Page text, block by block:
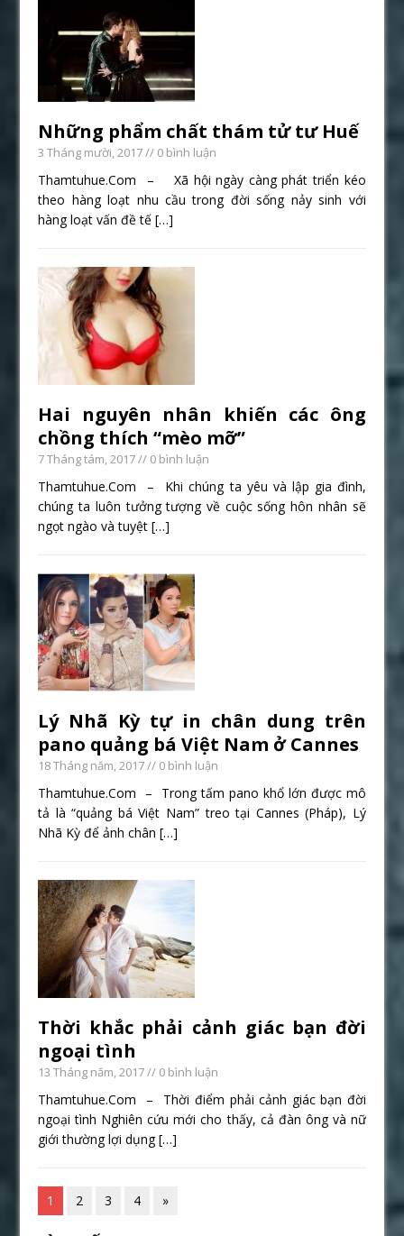
Những phẩm chất thám tử tư Huế
3 Tháng mười, 2017// 0 bình luận
Thamtuhue.Com – Xã hội ngày càng phát triển kéo
theo hàng loạt nhu cầu trong đời sống nảy sinh với
hàng loạt vấn đề tế[…]
Hai nguyên nhân khiến các ông
chồng thích “mèo mỡ”
7 Tháng tám, 2017// 0 bình luận
Thamtuhue.Com – Khi chúng ta yêu và lập gia đình,
chúng ta luôn tưởng tượng về cuộc sống hôn nhân sẽ
ngọt ngào và tuyệt[…]
Lý Nhã Kỳ tự in chân dung trên
pano quảng bá Việt Nam ở Cannes
18 Tháng năm, 2017// 0 bình luận
Thamtuhue.Com – Trong tấm pano khổ lớn được mô
tả là “quảng bá Việt Nam” treo tại Cannes (Pháp), Lý
Nhã Kỳ để ảnh chân[…]
Thời khắc phải cảnh giác bạn đời
ngoại tình
13 Tháng năm, 2017// 0 bình luận
Thamtuhue.Com – Thời điểm phải cảnh giác bạn đời
ngoại tình Nghiên cứu mới cho thấy, cả đàn ông và nữ
giới thường lợi dụng[…]
1 2 3 4 »